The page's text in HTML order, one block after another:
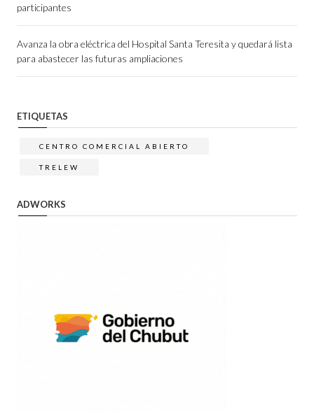
participantes
Avanza la obra eléctrica del Hospital Santa Teresita y quedará lista
para abastecer las futuras ampliaciones
ETIQUETAS
CENTRO COMERCIAL ABIERTO
TRELEW
ADWORKS